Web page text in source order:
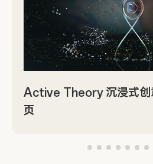
Active Theory 沉浸式创
页